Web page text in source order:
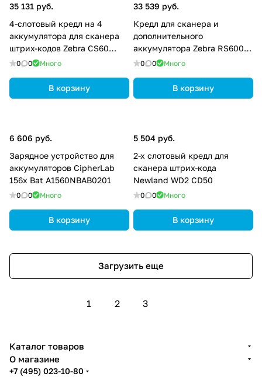
35 131 руб.
4-слотовый кредл на 4
аккумулятора для сканера
штрих-кодов Zebra CS60
CR6080-BC40004WW
0 0 Много
В корзину
33 539 руб.
Кредл для сканера и
дополнительного
аккумулятора Zebra RS6000
CRD-NGRS-1S1BU-01
0 0 Много
В корзину
6 606 руб.
Зарядное устройство для
аккумуляторов CipherLab
156x Bat A1560NBAB0201
0 0 Много
В корзину
5 504 руб.
2-х слотовый кредл для
сканера штрих-кода
Newland WD2 CD50
0 0 Много
В корзину
Загрузить еще
1 2 3
Каталог товаров
О магазине
+7 (495) 023-10-80